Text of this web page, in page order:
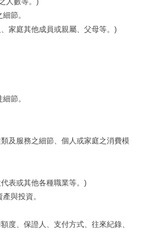
節。
家庭其他成員或親屬、父母等。 )
節。
及服務之細節、個人或家庭之消費模
表或其他各種職業等。 )
與投資。
度、保證人、支付方式、往來紀錄、